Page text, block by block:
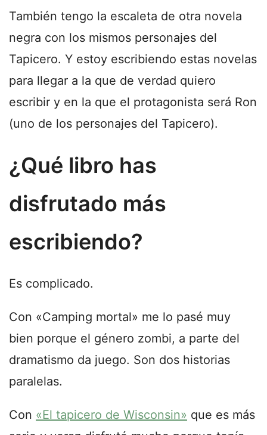
También tengo la escaleta de otra novela
negra con los mismos personajes del
Tapicero. Y estoy escribiendo estas novelas
para llegar a la que de verdad quiero
escribir y en la que el protagonista será Ron
(uno de los personajes del Tapicero).
¿Qué libro has
disfrutado más
escribiendo?
Es complicado.
Con «Camping mortal» me lo pasé muy
bien porque el género zombi, a parte del
dramatismo da juego. Son dos historias
paralelas.
Con «El tapicero de Wisconsin» que es más